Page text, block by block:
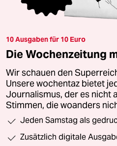
10 Ausgaben für 10 Euro
Die Wochenzeitung
Wir schauen den
Unsere wochentaz bietet
Journalismus, der es nicht
Stimmen, die woanders
Jeden Samstag als
Zusätzlich digitale